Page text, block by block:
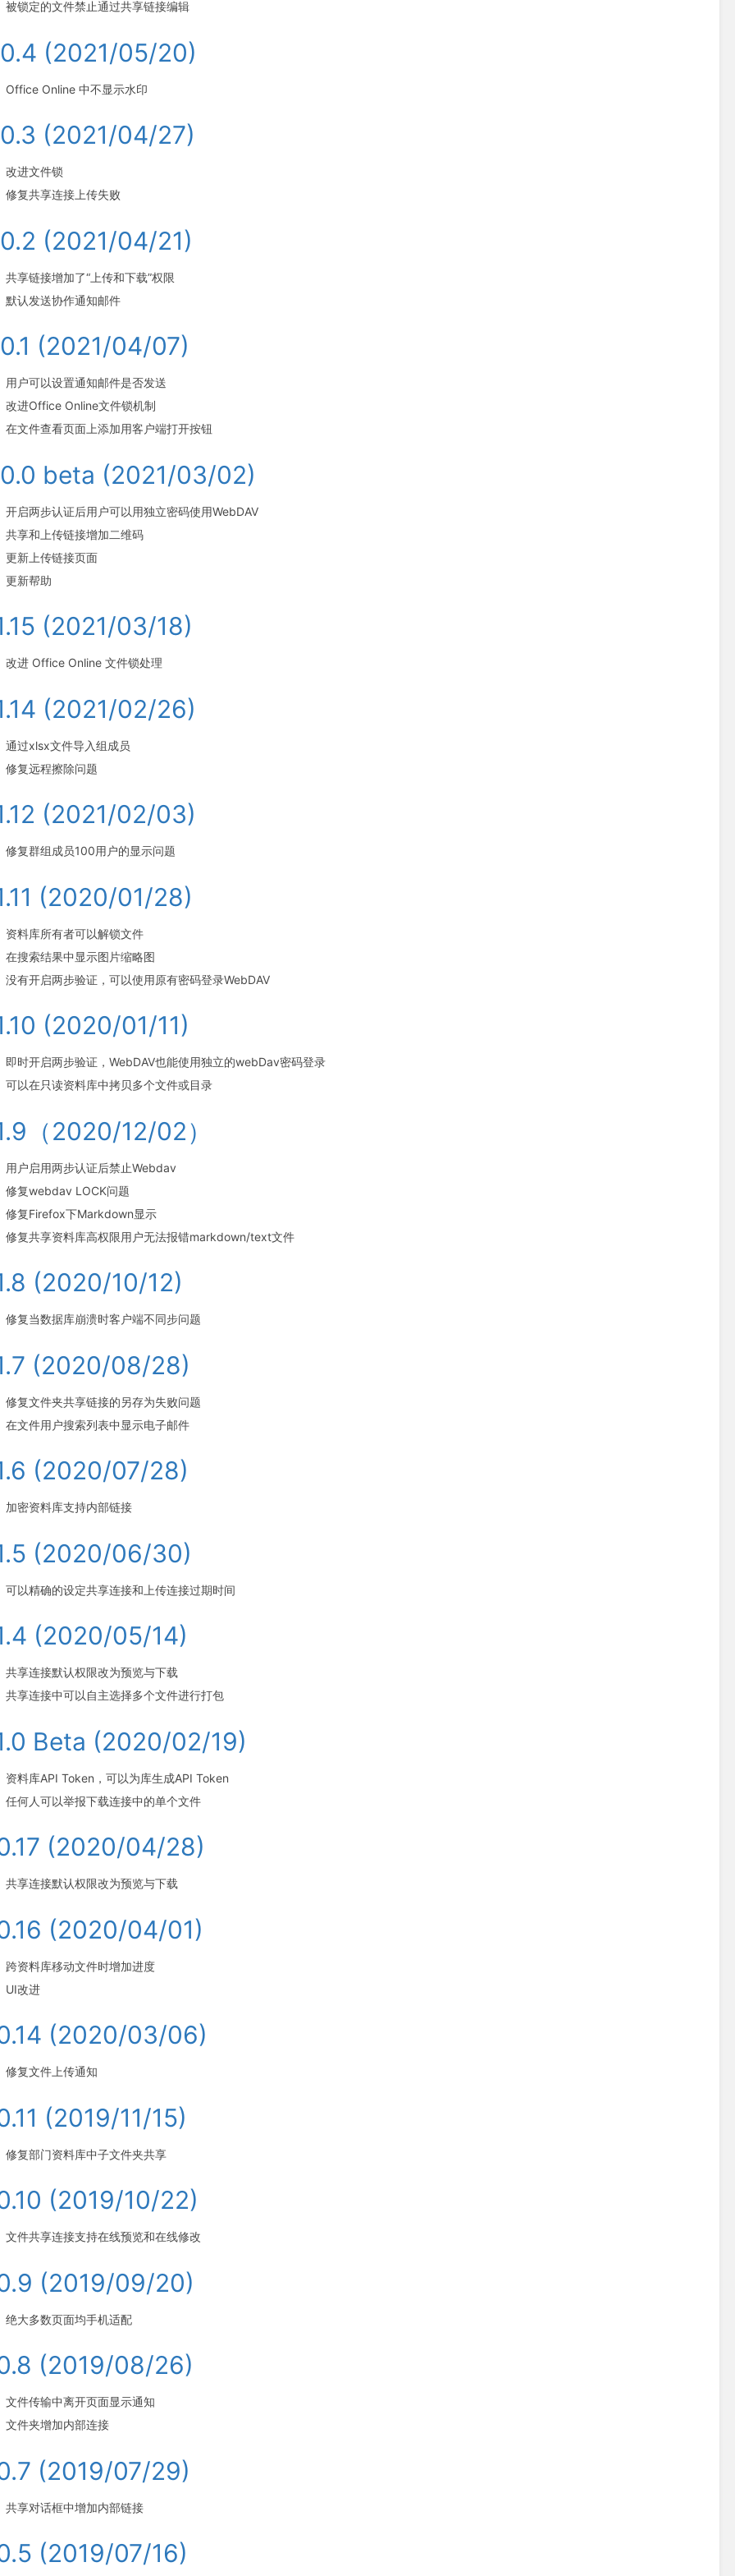
被锁定的文件禁止通过共享链接编辑
(2021/05/20)
Office Online 中不显示水印
(2021/04/27)
改进文件锁
修复共享连接上传失败
(2021/04/21)
共享链接增加了“上传和下载”权限
默认发送协作通知邮件
(2021/04/07)
用户可以设置通知邮件是否发送
改进Office Online文件锁机制
在文件查看页面上添加用客户端打开按钮
beta (2021/03/02)
开启两步认证后用户可以用独立密码使用WebDAV
共享和上传链接增加二维码
更新上传链接页面
更新帮助
(2021/03/18)
改进 Office Online 文件锁处理
(2021/02/26)
通过xlsx文件导入组成员
修复远程擦除问题
(2021/02/03)
修复群组成员100用户的显示问题
(2020/01/28)
资料库所有者可以解锁文件
在搜索结果中显示图片缩略图
没有开启两步验证，可以使用原有密码登录WebDAV
(2020/01/11)
即时开启两步验证，WebDAV也能使用独立的webDav密码登录
可以在只读资料库中拷贝多个文件或目录
（2020/12/02）
用户启用两步认证后禁止Webdav
修复webdav LOCK问题
修复Firefox下Markdown显示
修复共享资料库高权限用户无法报错markdown/text文件
(2020/10/12)
修复当数据库崩溃时客户端不同步问题
(2020/08/28)
修复文件夹共享链接的另存为失败问题
在文件用户搜索列表中显示电子邮件
(2020/07/28)
加密资料库支持内部链接
(2020/06/30)
可以精确的设定共享连接和上传连接过期时间
(2020/05/14)
共享连接默认权限改为预览与下载
共享连接中可以自主选择多个文件进行打包
Beta (2020/02/19)
资料库API Token，可以为库生成API Token
任何人可以举报下载连接中的单个文件
(2020/04/28)
共享连接默认权限改为预览与下载
(2020/04/01)
跨资料库移动文件时增加进度
UI改进
(2020/03/06)
修复文件上传通知
(2019/11/15)
修复部门资料库中子文件夹共享
(2019/10/22)
文件共享连接支持在线预览和在线修改
(2019/09/20)
绝大多数页面均手机适配
(2019/08/26)
文件传输中离开页面显示通知
文件夹增加内部连接
(2019/07/29)
共享对话框中增加内部链接
(2019/07/16)